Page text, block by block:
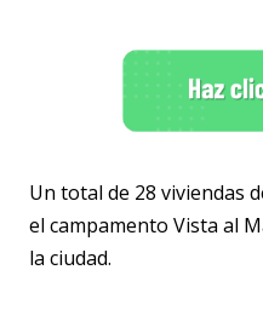
Un total de 28 viviendas
el campamento Vista al
la ciudad.